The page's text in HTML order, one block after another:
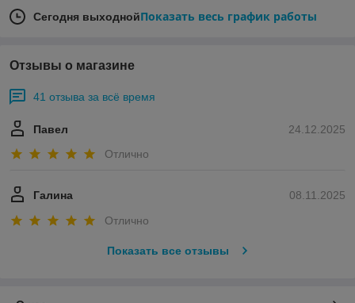
подходящее оборудование, важно уделить должное
Наличие DSP.
Размещение фазоинвертора (воздействует на
Вид усилителя, твитера и разъемов для
Наш интернет-магазин предлагает приобрести студийные
аппаратуру — импортируем товар официально со склада
Сегодня выходнойПоказать весь график работы
Отзывы о магазине
41 отзыва за всё время
24.12.2025
Павел
Отлично
08.11.2025
Галина
Отлично
Показать все отзывы